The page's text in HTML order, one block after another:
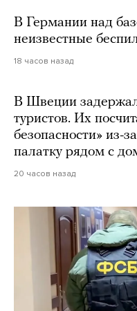
В Германии над
неизвестные
18 часов назад
В Швеции
туристов. Их
безопасности» из-
палатку рядом с
20 часов назад